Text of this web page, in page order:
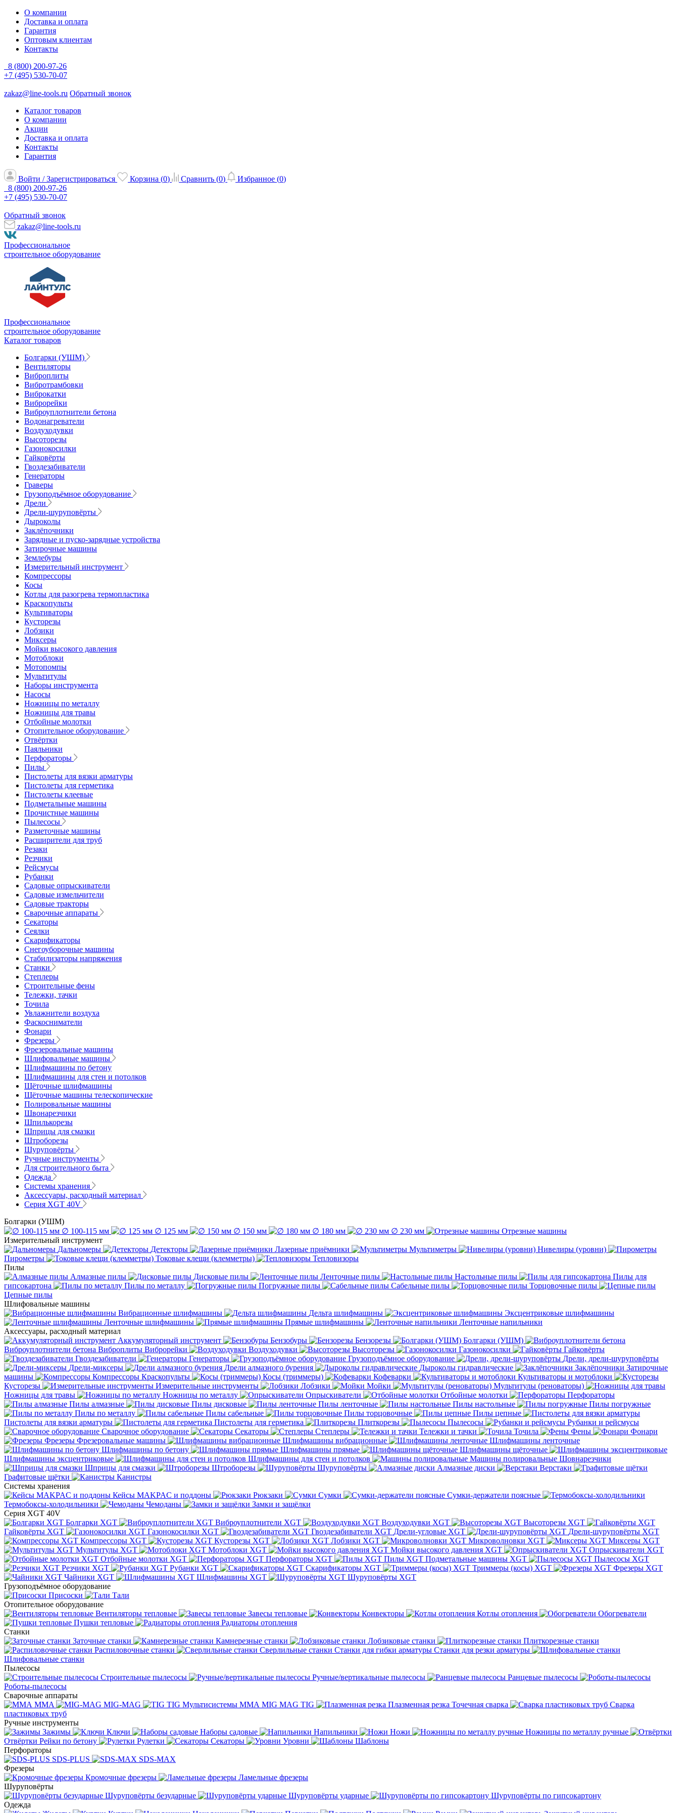
О компании
Доставка и оплата
Гарантия
Оптовым клиентам
Контакты
8 (800) 200-97-26
+7 (495) 530-70-07
zakaz@line-tools.ru Обратный звонок
Каталог товаров
О компании
Акции
Доставка и оплата
Контакты
Гарантия
Войти / Зарегистрироваться Корзина (0) Сравнить (0) Избранное (0)
8 (800) 200-97-26
+7 (495) 530-70-07
Обратный звонок
zakaz@line-tools.ru
Профессиональное
строительное оборудование
Профессиональное
строительное оборудование
Каталог товаров
Болгарки (УШМ)
Вентиляторы
Виброплиты
Вибротрамбовки
Виброкатки
Виброрейки
Виброуплотнители бетона
Водонагреватели
Воздуходувки
Высоторезы
Газонокосилки
Гайковёрты
Гвоздезабиватели
Генераторы
Граверы
Грузоподъёмное оборудование
Дрели
Дрели-шуруповёрты
Дыроколы
Заклёпочники
Зарядные и пуско-зарядные устройства
Затирочные машины
Землебуры
Измерительный инструмент
Компрессоры
Косы
Котлы для разогрева термопластика
Краскопульты
Культиваторы
Кусторезы
Лобзики
Миксеры
Мойки высокого давления
Мотоблоки
Мотопомпы
Мультитулы
Наборы инструмента
Насосы
Ножницы по металлу
Ножницы для травы
Отбойные молотки
Отопительное оборудование
Отвёртки
Паяльники
Перфораторы
Пилы
Пистолеты для вязки арматуры
Пистолеты для герметика
Пистолеты клеевые
Подметальные машины
Прочистные машины
Пылесосы
Разметочные машины
Расширители для труб
Резаки
Резчики
Рейсмусы
Рубанки
Садовые опрыскиватели
Садовые измельчители
Садовые тракторы
Сварочные аппараты
Секаторы
Сеялки
Скарификаторы
Снегоуборочные машины
Стабилизаторы напряжения
Станки
Степлеры
Строительные фены
Тележки, тачки
Точила
Увлажнители воздуха
Фаскосниматели
Фонари
Фрезеры
Фрезеровальные машины
Шлифовальные машины
Шлифмашины по бетону
Шлифмашины для стен и потолков
Щёточные шлифмашины
Щёточные машины телескопические
Полировальные машины
Швонарезчики
Шпилькорезы
Шприцы для смазки
Штроборезы
Шуруповёрты
Ручные инструменты
Для строительного быта
Одежда
Системы хранения
Аксессуары, расходный материал
Серия XGT 40V
Болгарки (УШМ)
∅ 100-115 мм
∅ 125 мм ∅ 150 мм ∅ 180 мм ∅ 230 мм
Отрезные машины
Измерительный инструмент
Дальномеры
Детекторы Лазерные приёмники Мультиметры
Нивелиры (уровни)
Пирометры
Токовые клещи (клемметры)
Тепловизоры
Пилы
Алмазные пилы
Дисковые пилы Ленточные пилы Настольные пилы
Пилы для
гипсокартона
Пилы по металлу Погружные пилы Сабельные пилы
Торцовочные пилы
Цепные пилы
Шлифовальные машины
Вибрационные шлифмашины
Дельта шлифмашины
Эксцентриковые шлифмашины
Ленточные шлифмашины
Прямые шлифмашины
Ленточные напильники
Аксессуары, расходный материал
Аккумуляторный инструмент
Бензобуры Бензорезы
Болгарки (УШМ)
Виброуплотнители бетона Виброплиты Виброрейки Воздуходувки Высоторезы Газонокосилки
Гайковёрты
Гвоздезабиватели
Генераторы Грузоподъёмное оборудование
Дрели, дрели-шуруповёрты
Дрели-миксеры
Дрели алмазного бурения Дыроколы гидравлические Заклёпочники Затирочные
машины
Компрессоры Краскопульты Косы (триммеры) Кофеварки
Культиваторы и мотоблоки
Кусторезы
Измерительные инструменты Лобзики Мойки
Мультитулы (реноваторы)
Ножницы для травы
Ножницы по металлу Опрыскиватели Отбойные молотки
Перфораторы
Пилы алмазные
Пилы дисковые Пилы ленточные Пилы настольные
Пилы погружные
Пилы по металлу
Пилы сабельные Пилы торцовочные
Пилы цепные
Пистолеты для вязки арматуры
Пистолеты для герметика Плиткорезы Пылесосы
Рубанки и рейсмусы
Сварочное оборудование
Секаторы Степлеры Тележки и тачки Точила Фены
Фонари
Фрезеры Фрезеровальные машины Шлифмашины вибрационные
Шлифмашины ленточные
Шлифмашины по бетону
Шлифмашины прямые
Шлифмашины щёточные
Шлифмашины эксцентриковые
Шлифмашины для стен и потолков Машины полировальные Шовнарезчики
Шприцы для смазки
Штроборезы Шуруповёрты Алмазные диски
Верстаки
Графитовые щётки
Канистры
Системы хранения
Кейсы MAKPAC и поддоны
Рюкзаки Сумки
Сумки-держатели поясные
Термобоксы-холодильники
Чемоданы
Замки и защёлки
Серия XGT 40V
Болгарки XGT
Виброуплотнители XGT Воздуходувки XGT
Высоторезы XGT
Гайковёрты XGT
Газонокосилки XGT Гвоздезабиватели XGT Дрели-угловые XGT
Дрели-шуруповёрты XGT
Компрессоры XGT
Кусторезы XGT Лобзики XGT Микроволновки XGT
Миксеры XGT
Мультитулы XGT
Мотоблоки XGT Мойки высокого давления XGT
Опрыскиватели XGT
Отбойные молотки XGT
Перфораторы XGT Пилы XGT Подметальные машины XGT
Пылесосы XGT
Резчики XGT
Рубанки XGT Скарификаторы XGT Триммеры (косы) XGT
Фрезеры XGT
Чайники XGT
Шлифмашины XGT
Шуруповёрты XGT
Грузоподъёмное оборудование
Присоски
Тали
Отопительное оборудование
Вентиляторы тепловые
Завесы тепловые Конвекторы Котлы отопления
Обогреватели
Пушки тепловые
Радиаторы отопления
Станки
Заточные станки
Камнерезные станки Лобзиковые станки
Плиткорезные станки
Распиловочные станки
Сверлильные станки Станки для гибки арматуры Станки для резки арматуры
Шлифовальные станки
Пылесосы
Строительные пылесосы
Ручные/вертикальные пылесосы
Ранцевые пылесосы
Роботы-пылесосы
Сварочные аппараты
MMA
MIG-MAG TIG Мультисистемы ММА MIG MAG TIG Плазменная резка Точечная сварка
Cварка
пластиковых труб
Ручные инструменты
Зажимы
Ключи Наборы садовые Напильники Ножи
Ножницы по металлу ручные
Отвёртки Рейки по бетону Рулетки Секаторы Уровни
Шаблоны
Перфораторы
SDS-PLUS
SDS-MAX
Фрезеры
Кромочные фрезеры
Ламельные фрезеры
Шуруповёрты
Шуруповёрты безударные
Шуруповёрты ударные
Шуруповёрты по гипсокартону
Одежда